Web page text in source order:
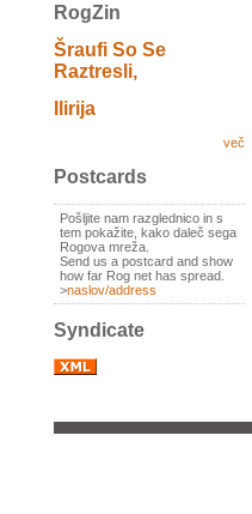
RogZin
Šraufi So Se
Raztresli,
Ilirija
več
Postcards
Pošljite nam razglednico in s
tem pokažite, kako daleč sega
Rogova mreža.
Send us a postcard and show
how far Rog net has spread.
>naslov/address
Syndicate